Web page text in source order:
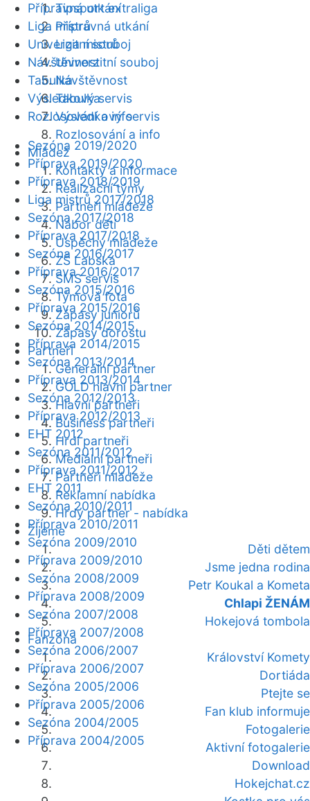
Tipsport extraliga
Přípravná utkání
Liga mistrů
Univerzitní souboj
Návštěvnost
Tabulka
Výsledkový servis
Rozlosování a info
Mládež
Kontakty a informace
Realizační týmy
Partneři mládeže
Nábor dětí
Úspěchy mládeže
ZŠ Labská
SMS servis
Týmová fota
Zápasy juniorů
Zápasy dorostu
Partneři
Generální partner
GOLD hlavní partner
Hlavní partneři
Business partneři
Hrdí partneři
Mediální partneři
Partneři mládeže
Reklamní nabídka
Hrdý partner - nabídka
Žijeme
Děti dětem
Jsme jedna rodina
Petr Koukal a Kometa
Chlapi ŽENÁM
Hokejová tombola
Fanzóna
Království Komety
Dortiáda
Ptejte se
Fan klub informuje
Fotogalerie
Aktivní fotogalerie
Download
Hokejchat.cz
Přípravná utkání
Liga mistrů
Univerzitní souboj
Návštěvnost
Tabulka
Výsledkový servis
Rozlosování a info
Sezóna 2019/2020
Příprava 2019/2020
Příprava 2018/2019
Liga mistrů 2017/2018
Sezóna 2017/2018
Příprava 2017/2018
Sezóna 2016/2017
Příprava 2016/2017
Sezóna 2015/2016
Příprava 2015/2016
Sezóna 2014/2015
Příprava 2014/2015
Sezóna 2013/2014
Příprava 2013/2014
Sezóna 2012/2013
Příprava 2012/2013
EHT 2012
Sezóna 2011/2012
Příprava 2011/2012
EHT 2011
Sezóna 2010/2011
Příprava 2010/2011
Sezóna 2009/2010
Příprava 2009/2010
Sezóna 2008/2009
Příprava 2008/2009
Sezóna 2007/2008
Příprava 2007/2008
Sezóna 2006/2007
Příprava 2006/2007
Sezóna 2005/2006
Příprava 2005/2006
Sezóna 2004/2005
Příprava 2004/2005